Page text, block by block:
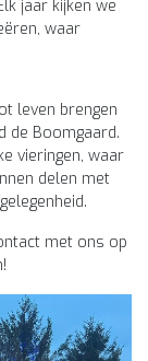
jaar kijken we
waar
leven brengen
de Boomgaard.
vieringen, waar
delen met
met ons op